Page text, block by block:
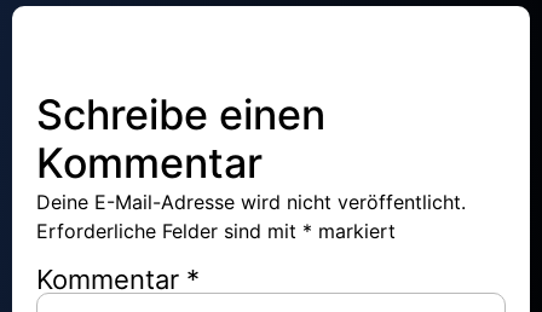
Schreibe einen
Kommentar
Deine E-Mail-Adresse wird nicht veröffentlicht.
Erforderliche Felder sind mit * markiert
Kommentar *